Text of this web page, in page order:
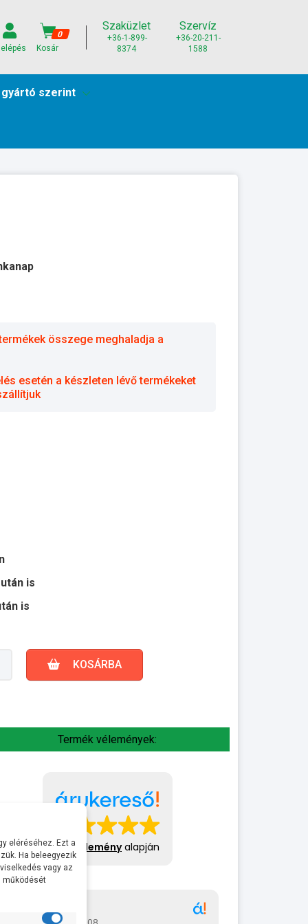
0
Kosár
Szaküzlet
+36-1-899-
8374
Szervíz
+36-20-211-
1588
szerint
összege meghaladja a
esetén a készleten lévő termékeket
is
is
KOSÁRBA
Termék vélemények:
413 véleményalapján
Gábor
eléréséhez. Ezt a
Ha beleegyezik
vagy az
működését